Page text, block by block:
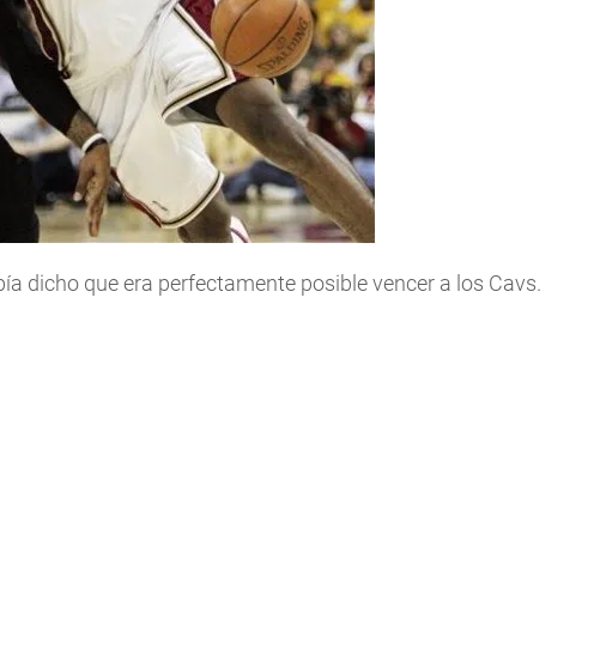
dicho que era perfectamente posible vencer a los Cavs.